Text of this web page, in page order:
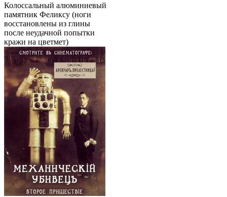
Колоссальный алюминиевый
памятник Феликсу (ноги
восстановлены из глины
после неудачной попытки
кражи на цветмет)